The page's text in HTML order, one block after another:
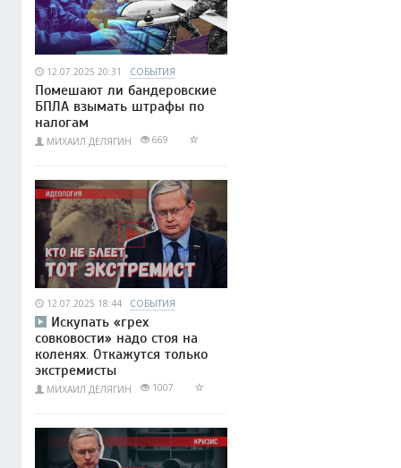
12.07.2025 20:31 СОБЫТИЯ
Помешают ли бандеровские
БПЛА взымать штрафы по
налогам
МИХАИЛ ДЕЛЯГИН 669
12.07.2025 18:44 СОБЫТИЯ
Искупать «грех
совковости» надо стоя на
коленях. Откажутся только
экстремисты
МИХАИЛ ДЕЛЯГИН 1007